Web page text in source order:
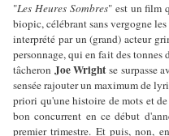
"Les Heures Sombres" est un film
biopic, célébrant sans vergogne
interprété par un (grand) acteur
personnage, qui en fait des tonnes
tâcheron Joe Wrightse surpasse
sensée rajouter un maximum de
priori qu'une histoire de mots et
bon concurrent en ce début
premier trimestre. Et puis, non,